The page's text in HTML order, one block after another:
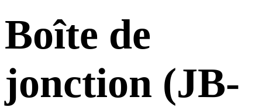
Boîte de
jonction (JB-